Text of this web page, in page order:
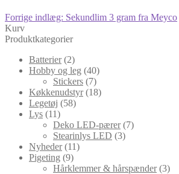
Forrige indlæg: Sekundlim 3 gram fra Meyco
Kurv
Produktkategorier
Batterier (2)
Hobby og leg (40)
Stickers (7)
Køkkenudstyr (18)
Legetøj (58)
Lys (11)
Deko LED-pærer (7)
Stearinlys LED (3)
Nyheder (11)
Pigeting (9)
Hårklemmer & hårspænder (3)